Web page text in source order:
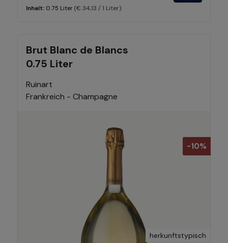
Inhalt: 0.75 Liter (€ 34,13 / 1 Liter)
Brut Blanc de Blancs
0.75 Liter
Ruinart
Frankreich - Champagne
-10%
herkunftstypisch